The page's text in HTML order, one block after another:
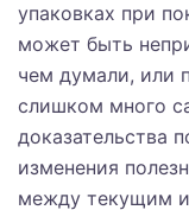
упаковках при
может быть
чем думали, или
слишком много
доказательства
изменения
между текущим